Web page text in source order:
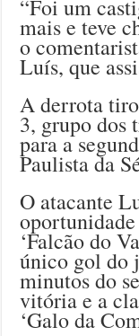
“Foi um
mais e teve
o
Luís, que
A derrota
3, grupo dos
para a
Paulista da
O atacante
‘Falcão do
único gol do
minutos do
vitória e a
‘Galo da